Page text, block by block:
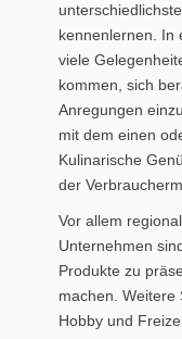
kennenlernen. In
viele
kommen, sich
Anregungen
mit dem einen
Kulinarische
der
Vor allem
Unternehmen
Produkte zu
machen. Weitere
Hobby und